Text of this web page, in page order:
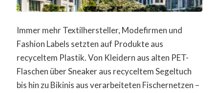
Immer mehr Textilhersteller, Modefirmen und
Fashion Labels setzten auf Produkte aus
recyceltem Plastik. Von Kleidern aus alten PET-
Flaschen über Sneaker aus recyceltem Segeltuch
bis hin zu Bikinis aus verarbeiteten Fischernetzen –